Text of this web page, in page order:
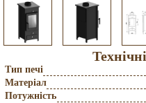
Тип печі
Матеріал
Потужність